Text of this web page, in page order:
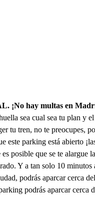
hay multas en
sea cual sea tu plan y
tu tren, no te preocupes,
este parking está abierto
posible que se te
Y a tan solo 10
podrás aparcar cerca
podrás aparcar